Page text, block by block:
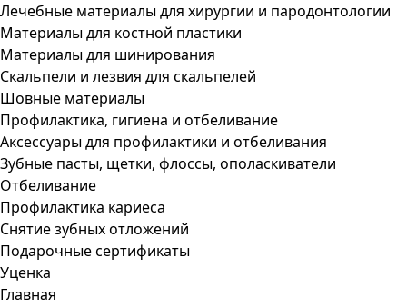
Лечебные материалы для хирургии и пародонтологии
Материалы для костной пластики
Материалы для шинирования
Скальпели и лезвия для скальпелей
Шовные материалы
Профилактика, гигиена и отбеливание
Аксессуары для профилактики и отбеливания
Зубные пасты, щетки, флоссы, ополаскиватели
Отбеливание
Профилактика кариеса
Снятие зубных отложений
Подарочные сертификаты
Уценка
Главная